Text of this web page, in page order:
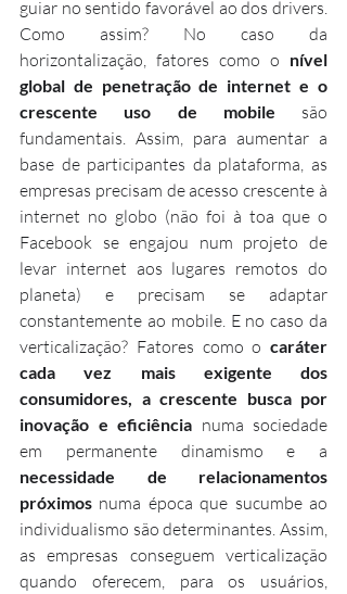
guiar no sentido favorável ao dos drivers.
Como assim? No caso da
horizontalização, fatores como o nível
global de penetração de internet e o
crescente uso de mobile são
fundamentais. Assim, para aumentar a
base de participantes da plataforma, as
empresas precisam de acesso crescente à
internet no globo (não foi à toa que o
Facebook se engajou num projeto de
levar internet aos lugares remotos do
planeta) e precisam se adaptar
constantemente ao mobile. E no caso da
verticalização? Fatores como o caráter
cada vez mais exigente dos
consumidores, a crescente busca por
inovação e eficiência numa sociedade
necessidade de relacionamentos
próximos numa época que sucumbe ao
individualismo são determinantes. Assim,
as empresas conseguem verticalização
quando oferecem, para os usuários,